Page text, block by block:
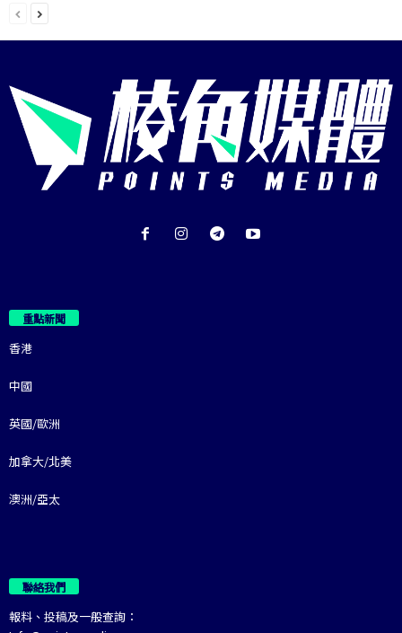
重點新聞
香港
中國
英國/歐洲
加拿大/北美
澳洲/亞太
聯絡我們
報料、投稿及一般查詢：